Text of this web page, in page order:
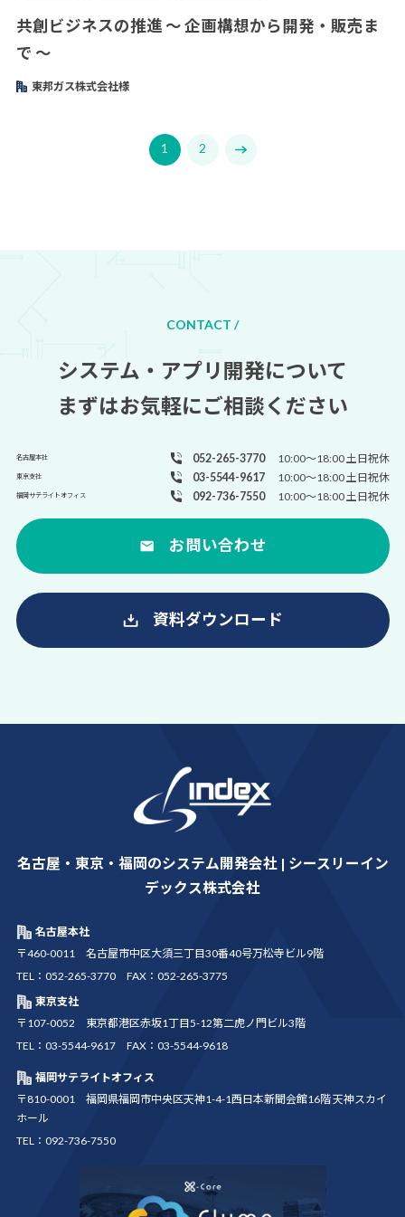
共創ビジネスの推進 ～ 企画構想から開発・販売ま
で ～
東邦ガス株式会社様
1 2
CONTACT /
システム・アプリ開発について
まずはお気軽にご相談ください
名古屋本社 052-265-3770 10:00～18:00 土日祝休
東京支社 03-5544-9617 10:00～18:00 土日祝休
福岡サテライトオフィス 092-736-7550 10:00～18:00 土日祝休
お問い合わせ
資料ダウンロード
名古屋・東京・福岡のシステム開発会社 | シースリーイン
デックス株式会社
名古屋本社
〒460-0011 名古屋市中区大須三丁目30番40号万松寺ビル9階
TEL：052-265-3770 FAX：052-265-3775
東京支社
〒107-0052 東京都港区赤坂1丁目5-12第二虎ノ門ビル3階
TEL：03-5544-9617 FAX：03-5544-9618
福岡サテライトオフィス
〒810-0001 福岡県福岡市中央区天神1-4-1西日本新聞会館16階 天神スカイ
ホール
TEL：092-736-7550